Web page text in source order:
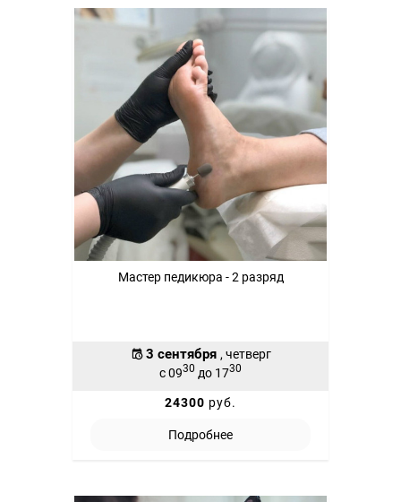
Мастер педикюра - 2 разряд
3 сентября , четверг
с 0930 до 1730
24300 руб.
Подробнее